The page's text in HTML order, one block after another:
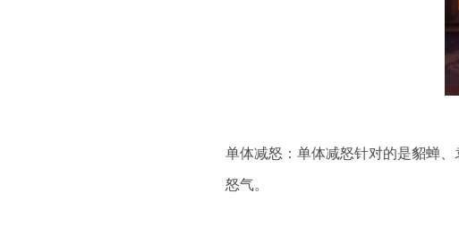
单体减怒：单体减怒针对的是貂蝉
怒气。